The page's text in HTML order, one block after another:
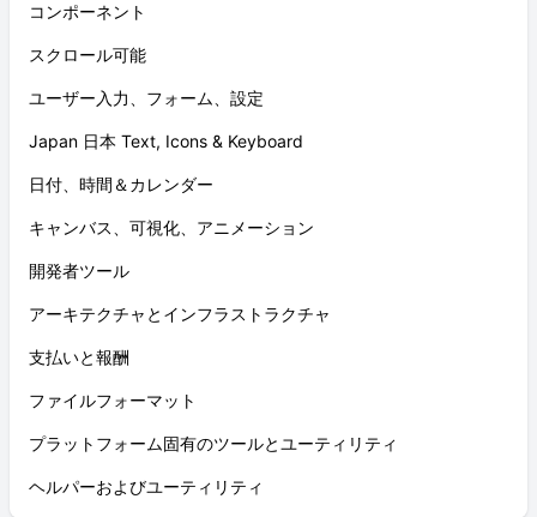
コンポーネント
スクロール可能
ユーザー入力、フォーム、設定
Japan 日本 Text, Icons & Keyboard
日付、時間＆カレンダー
キャンバス、可視化、アニメーション
開発者ツール
アーキテクチャとインフラストラクチャ
支払いと報酬
ファイルフォーマット
プラットフォーム固有のツールとユーティリティ
ヘルパーおよびユーティリティ